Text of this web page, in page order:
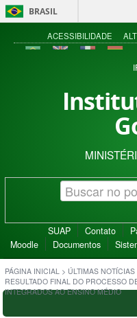
BRASIL
ACESSIBILIDADE
SUAP Contato
Moodle
Documentos
PÁGINA INICIAL > ÚLTIMAS
RESULTADO FINAL DO PROCESSO
INTEGRADOS AO ENSINO MÉDIO